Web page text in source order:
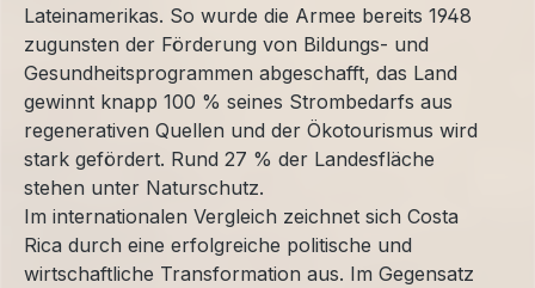
Lateinamerikas. So wurde die Armee bereits 1948
zugunsten der Förderung von Bildungs- und
Gesundheitsprogrammen abgeschafft, das Land
gewinnt knapp 100 % seines Strombedarfs aus
regenerativen Quellen und der Ökotourismus wird
stark gefördert. Rund 27 % der Landesfläche
stehen unter Naturschutz.
Im internationalen Vergleich zeichnet sich Costa
Rica durch eine erfolgreiche politische und
wirtschaftliche Transformation aus. Im Gegensatz